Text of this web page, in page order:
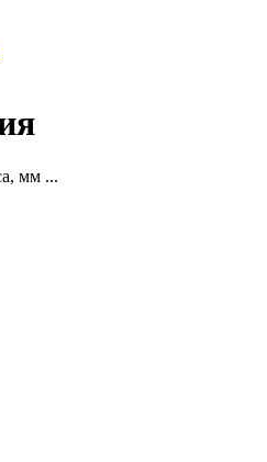
мм ...